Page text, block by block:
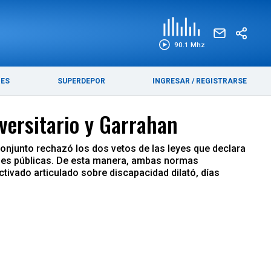
90.1 Mhz
SUPERDEPOR INGRESAR / REGISTRARSE
y Garrahan
rechazó los dos vetos de las leyes que declara
públicas. De esta manera, ambas normas
articulado sobre discapacidad dilató, días